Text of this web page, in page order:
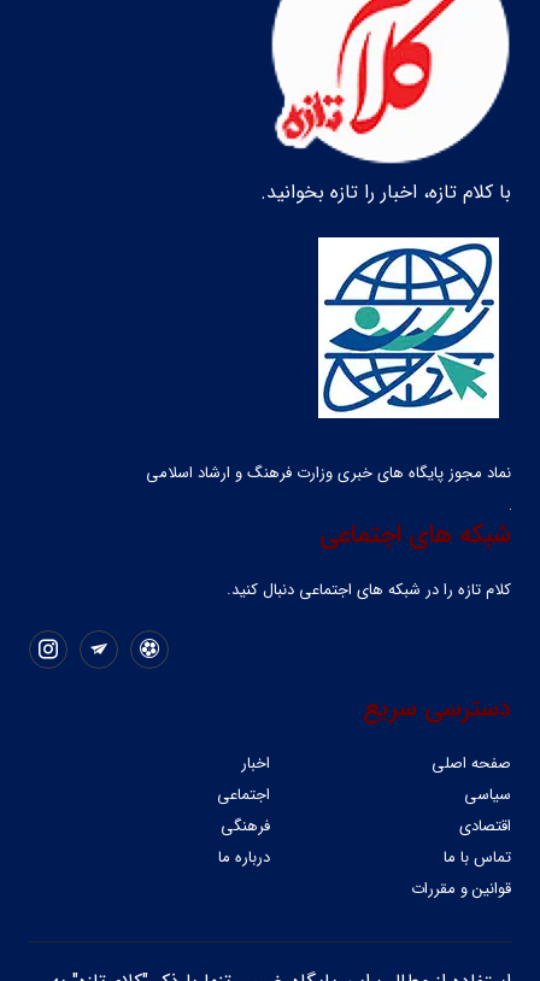
با کلام تازه، اخبار را تازه بخوانید.
نماد مجوز پایگاه های خبری وزارت فرهنگ و ارشاد اسلامی
شبکه های اجتماعی
کلام تازه را در شبکه ‌های اجتماعی دنبال کنید.
دسترسی سریع
صفحه اصلی
اخبار
سیاسی
اجتماعی
اقتصادی
فرهنگی
تماس با ما
درباره ما
قوانین و مقررات